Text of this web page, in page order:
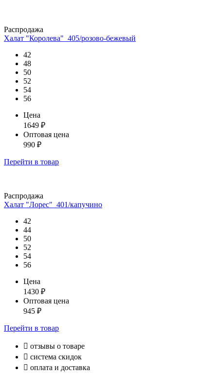
Распродажа
Халат "Королева"_405/розово-бежевый
42
48
50
52
54
56
Цена
1649 ₽
Оптовая цена
990 ₽
Перейти в товар
Распродажа
Халат "Лорес"_401/капучино
42
44
50
52
54
56
Цена
1430 ₽
Оптовая цена
945 ₽
Перейти в товар
 отзывы о товаре
 система скидок
 оплата и доставка